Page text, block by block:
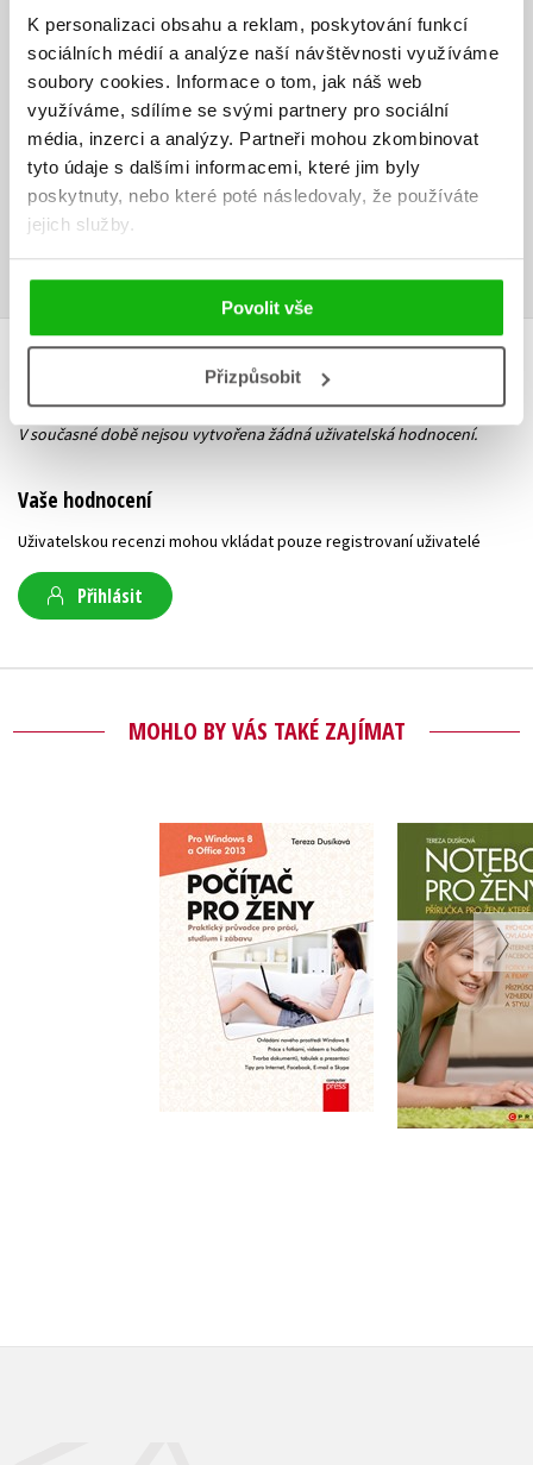
K personalizaci obsahu a reklam, poskytování funkcí
sociálních médií a analýze naší návštěvnosti využíváme
soubory cookies. Informace o tom, jak náš web
využíváme, sdílíme se svými partnery pro sociální
média, inzerci a analýzy. Partneři mohou zkombinovat
tyto údaje s dalšími informacemi, které jim byly
poskytnuty, nebo které poté následovaly, že používáte
jejich služby.
Povolit vše
Přizpůsobit
autor předchozích tří vydání knihy, působil jako šéfredaktor
internetového serveru Živě a poté jako produktový ředitel portálu
Atlas. Na svém kontě má řadu článků v online médiích Živě a Lupa nebo
v časopise Connect!
Ke stažení
PDF Obsah.pdf
HODNOCENÍ ČTENÁŘŮ
V současné době nejsou vytvořena žádná uživatelská hodnocení.
Vaše hodnocení
Uživatelskou recenzi mohou vkládat pouze registrovaní uživatelé
Přihlásit
MOHLO BY VÁS TAKÉ ZAJÍMAT
Počítač pro ženy:
Vydání pro Windows
8 a Office 2013
Tereza Dusíková
Notebook
Tereza
Do
159 Kč